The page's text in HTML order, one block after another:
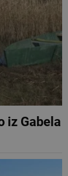
iz Gabela